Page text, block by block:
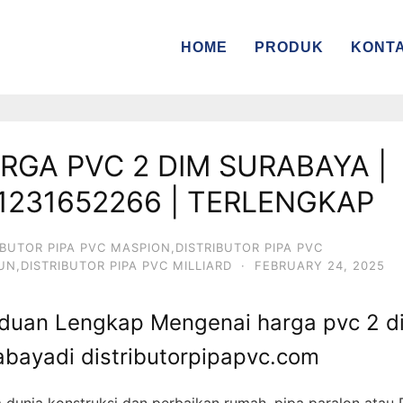
HOME PRODUK
PVC 2 DIM SURABAYA |
| TERLENGKAP
PIPA PVC MASPION,DISTRIBUTOR PIPA PVC
PIPA PVC MILLIARD
· FEBRUARY 24, 2025
Lengkap Mengenai harga pvc 2
distributorpipapvc.com